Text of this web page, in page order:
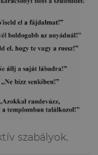
szabályok.